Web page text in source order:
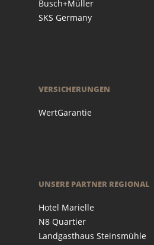
Busch+Müller
SKS Germany
VERSICHERUNGEN
WertGarantie
UNSERE PARTNER REGIONAL
Hotel Marielle
N8 Quartier
Landgasthaus Steinsmühle